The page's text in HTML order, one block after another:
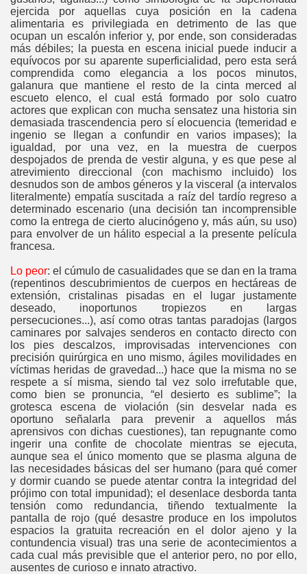
ejercida por aquellas cuya posición en la cadena
alimentaria es privilegiada en detrimento de las que
ocupan un escalón inferior y, por ende, son consideradas
más débiles; la puesta en escena inicial puede inducir a
equívocos por su aparente superficialidad, pero esta será
comprendida como elegancia a los pocos minutos,
galanura que mantiene el resto de la cinta merced al
escueto elenco, el cual está formado por solo cuatro
actores que explican con mucha sensatez una historia sin
demasiada trascendencia pero sí elocuencia (temeridad e
ingenio se llegan a confundir en varios impases); la
igualdad, por una vez, en la muestra de cuerpos
despojados de prenda de vestir alguna, y es que pese al
atrevimiento direccional (con machismo incluido) los
desnudos son de ambos géneros y la visceral (a intervalos
literalmente) empatía suscitada a raíz del tardío regreso a
determinado escenario (una decisión tan incomprensible
como la entrega de cierto alucinógeno y, más aún, su uso)
para envolver de un hálito especial a la presente película
francesa.
Lo peor: el cúmulo de casualidades que se dan en la trama
(repentinos descubrimientos de cuerpos en hectáreas de
extensión, cristalinas pisadas en el lugar justamente
deseado, inoportunos tropiezos en largas
persecuciones...), así como otras tantas paradojas (largos
caminares por salvajes senderos en contacto directo con
los pies descalzos, improvisadas intervenciones con
precisión quirúrgica en uno mismo, ágiles movilidades en
víctimas heridas de gravedad...) hace que la misma no se
respete a sí misma, siendo tal vez solo irrefutable que,
como bien se pronuncia, “el desierto es sublime”; la
grotesca escena de violación (sin desvelar nada es
oportuno señalarla para prevenir a aquellos más
aprensivos con dichas cuestiones), tan repugnante como
ingerir una confite de chocolate mientras se ejecuta,
aunque sea el único momento que se plasma alguna de
las necesidades básicas del ser humano (para qué comer
y dormir cuando se puede atentar contra la integridad del
prójimo con total impunidad); el desenlace desborda tanta
tensión como redundancia, tiñendo textualmente la
pantalla de rojo (qué desastre produce en los impolutos
espacios la gratuita recreación en el dolor ajeno y la
contundencia visual) tras una serie de acontecimientos a
cada cual más previsible que el anterior pero, no por ello,
ausentes de curioso e innato atractivo.